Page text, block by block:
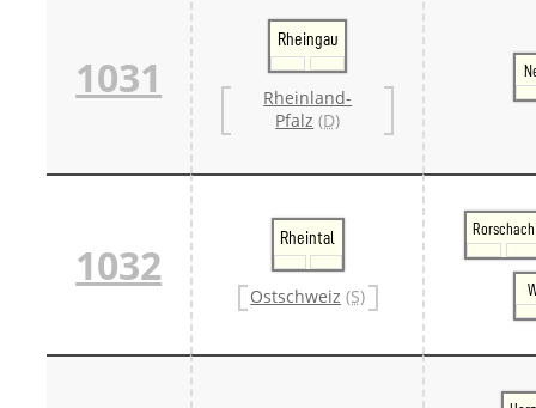
1031
Rheingau
Rheinland-
Pfalz (D)
1032
Rheintal
Ostschweiz (S)
Rorschach